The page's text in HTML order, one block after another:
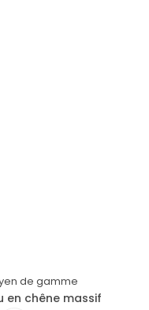
de gamme
en chêne massif